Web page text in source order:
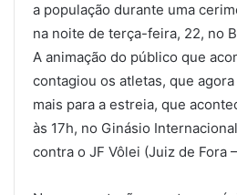
a população durante uma
na noite de terça-feira, 22, no
A animação do público que
contagiou os atletas, que
mais para a estreia, que
às 17h, no Ginásio
contra o JF Vôlei (Juiz de Fora